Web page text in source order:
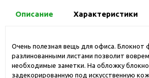
Описание Характеристики
Очень полезная вещь для офиса. Блокнот
разлинованными листами позволит
необходимые заметки. На обложку
задекорированную под искусственную